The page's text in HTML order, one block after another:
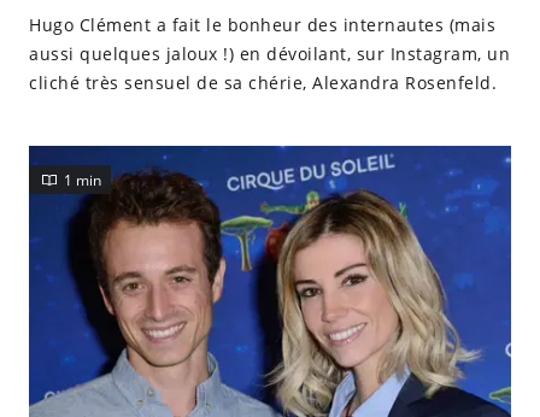
Hugo Clément a fait le bonheur des internautes (mais
aussi quelques jaloux !) en dévoilant, sur Instagram, un
cliché très sensuel de sa chérie, Alexandra Rosenfeld.
1 min